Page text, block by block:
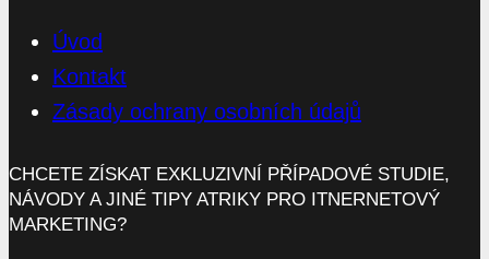
Úvod
Kontakt
Zásady ochrany osobních údajů
CHCETE ZÍSKAT EXKLUZIVNÍ PŘÍPADOVÉ STUDIE,
NÁVODY A JINÉ TIPY ATRIKY PRO ITNERNETOVÝ
MARKETING?